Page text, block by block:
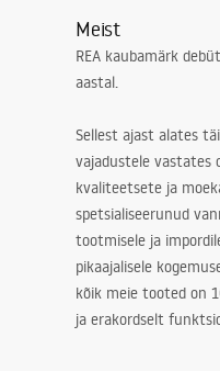
Meist
REA kaubamärk
aastal.
Sellest ajast alates
vajadustele vastates
kvaliteetsete ja
spetsialiseerunud
tootmisele ja
pikaajalisele
kõik meie tooted on
ja erakordselt